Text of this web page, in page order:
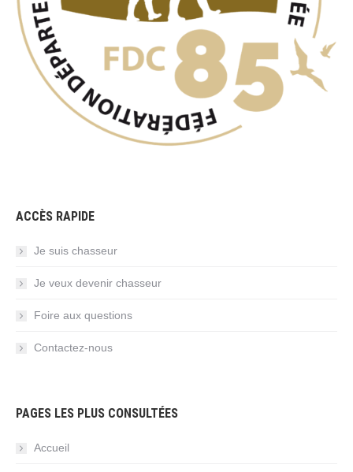
ACCÈS RAPIDE
Je suis chasseur
Je veux devenir chasseur
Foire aux questions
Contactez-nous
PAGES LES PLUS CONSULTÉES
Accueil